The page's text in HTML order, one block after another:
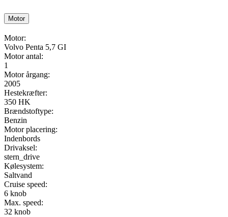
Motor
Motor:
Volvo Penta 5,7 GI
Motor antal:
1
Motor årgang:
2005
Hestekræfter:
350 HK
Brændstoftype:
Benzin
Motor placering:
Indenbords
Drivaksel:
stern_drive
Kølesystem:
Saltvand
Cruise speed:
6 knob
Max. speed:
32 knob